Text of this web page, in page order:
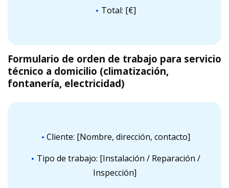
Total: [€]
Formulario de orden de trabajo para servicio
técnico a domicilio (climatización,
fontanería, electricidad)
Cliente: [Nombre, dirección, contacto]
Tipo de trabajo: [Instalación / Reparación /
Inspección]